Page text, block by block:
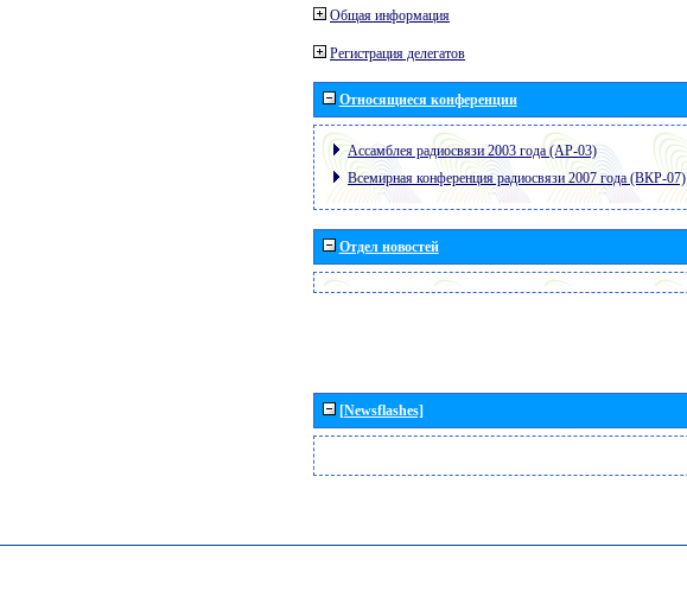
Общая информация
Регистрация делегатов
Относящиеся конференции
Ассамблея радиосвязи 2003 года (АР-03)
Всемирная конференция радиосвязи 2007 года (ВКР-07)
Отдел новостей
[Newsflashes]